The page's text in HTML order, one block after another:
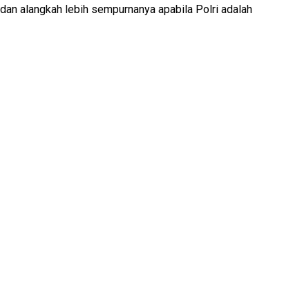
alangkah lebih sempurnanya apabila Polri adalah